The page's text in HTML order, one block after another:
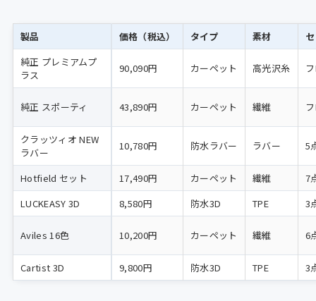
製品 価格（税込） タイプ 素材
純正 プレミアムプ
ラス
90,090円 カーペット 高光沢糸
純正 スポーティ 43,890円 カーペット 繊維
クラッツィオ NEW
ラバー
10,780円 防水ラバー ラバー 5
Hotfield セット 17,490円 カーペット 繊維
7
LUCKEASY 3D
8,580円 防水3D TPE 3
Aviles 16色 10,200円 カーペット 繊維 6
Cartist 3D 9,800円 防水3D TPE 3